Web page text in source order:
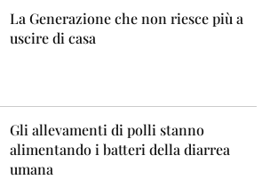
La Generazione che non riesce più a
uscire di casa
Gli allevamenti di polli stanno
alimentando i batteri della diarrea
umana